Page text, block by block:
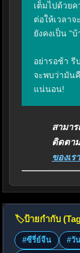
เต็มไปด้วย
ต่อให้เวลา
ยังคงเป็น “
อย่ารอช้า
จะพบว่ามัน
แน่นอน!
สามา
ติดตา
ของเรา
🏷️ป้ายกำกับ
#ซีรี่ย์จีน
#วั